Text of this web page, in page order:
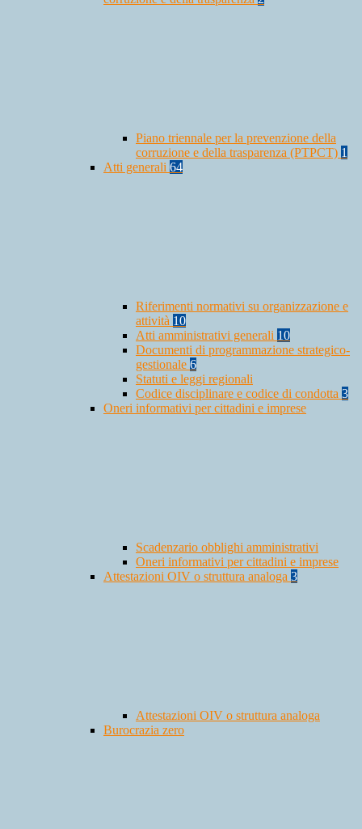
Piano triennale per la prevenzione della
corruzione e della trasparenza (PTPCT) 1
Atti generali 64
Riferimenti normativi su organizzazione e
attività 10
Atti amministrativi generali 10
Documenti di programmazione strategico-
gestionale 6
Statuti e leggi regionali
Codice disciplinare e codice di condotta 3
Oneri informativi per cittadini e imprese
Scadenzario obblighi amministrativi
Oneri informativi per cittadini e imprese
Attestazioni OIV o struttura analoga 3
Attestazioni OIV o struttura analoga
Burocrazia zero